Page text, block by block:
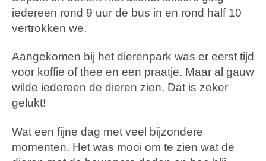
iedereen rond 9 uur de bus in en rond half 10
vertrokken we.
Aangekomen bij het dierenpark was er eerst tijd
voor koffie of thee en een praatje. Maar al gauw
wilde iedereen de dieren zien. Dat is zeker
gelukt!
Wat een fijne dag met veel bijzondere
momenten. Het was mooi om te zien wat de